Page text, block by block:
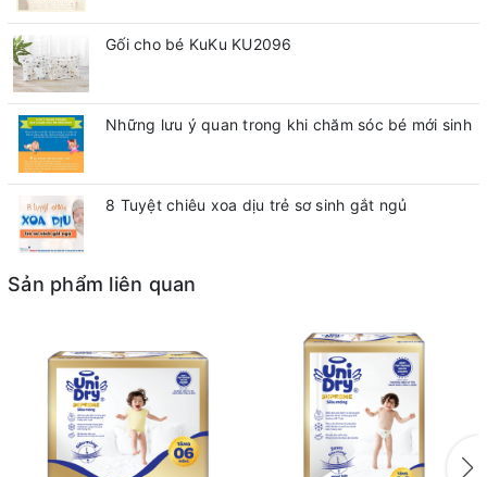
Gối cho bé KuKu KU2096
Những lưu ý quan trong khi chăm sóc bé mới sinh
8 Tuyệt chiêu xoa dịu trẻ sơ sinh gắt ngủ
Sản phẩm liên quan